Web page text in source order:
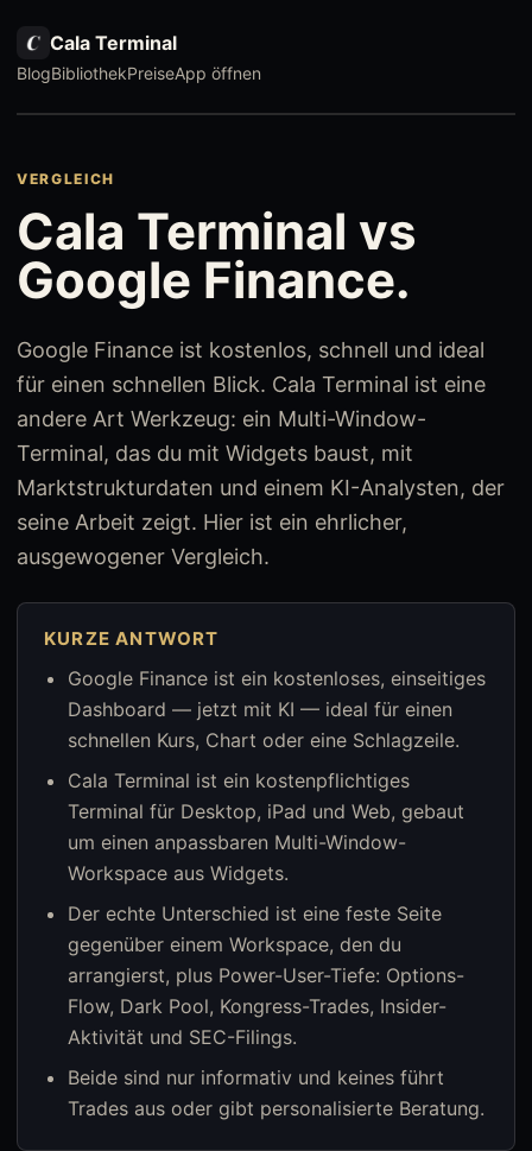
Cala Terminal
BlogBibliothekPreiseApp öffnen
VERGLEICH
Cala Terminal vs
Google Finance.
Google Finance ist kostenlos, schnell und ideal
für einen schnellen Blick. Cala Terminal ist eine
andere Art Werkzeug: ein Multi-Window-
Terminal, das du mit Widgets baust, mit
Marktstrukturdaten und einem KI-Analysten, der
seine Arbeit zeigt. Hier ist ein ehrlicher,
ausgewogener Vergleich.
KURZE ANTWORT
Google Finance ist ein kostenloses, einseitiges
Dashboard — jetzt mit KI — ideal für einen
schnellen Kurs, Chart oder eine Schlagzeile.
Cala Terminal ist ein kostenpflichtiges
Terminal für Desktop, iPad und Web, gebaut
um einen anpassbaren Multi-Window-
Workspace aus Widgets.
Der echte Unterschied ist eine feste Seite
gegenüber einem Workspace, den du
arrangierst, plus Power-User-Tiefe: Options-
Flow, Dark Pool, Kongress-Trades, Insider-
Aktivität und SEC-Filings.
Beide sind nur informativ und keines führt
Trades aus oder gibt personalisierte Beratung.